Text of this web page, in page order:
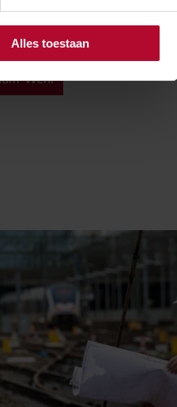
Alles toestaan
Wehl